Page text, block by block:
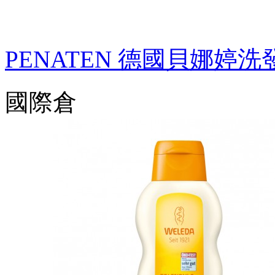
PENATEN 德國貝娜婷
國際倉